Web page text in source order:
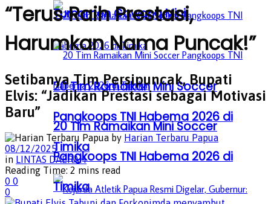
20 Tim Ramaikan Mini Soccer
Pangkoops TNI Habema 2026 di
Timika
Turnamen Gawang Mini
20 Tim Ramaikan Mini Soccer
Pangkoops TNI Habema 2026 di
Timika
“Terus Raih Prestasi,
Harumkan Nama Puncak!”
Setibanya Tim Persipuncak, Bupati
Elvis: “Jadikan Prestasi sebagai Motivasi
Baru”
by Harian Terbaru Papua
08/12/2025
in LINTAS DAERAH
Reading Time: 2 mins read
0 0
0